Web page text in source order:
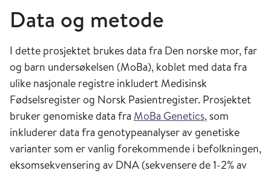
Data og metode
I dette prosjektet brukes data fra Den norske mor, far
og barn undersøkelsen (MoBa), koblet med data fra
ulike nasjonale registre inkludert Medisinsk
Fødselsregister og Norsk Pasientregister. Prosjektet
bruker genomiske data fra MoBa Genetics, som
inkluderer data fra genotypeanalyser av genetiske
varianter som er vanlig forekommende i befolkningen,
eksomsekvensering av DNA (sekvensere de 1-2% av